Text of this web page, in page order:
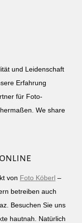
und Leidenschaft
Erfahrung
für Foto-
We share
von Foto Köberl –
betreiben auch
Besuchen Sie uns
hautnah. Natürlich